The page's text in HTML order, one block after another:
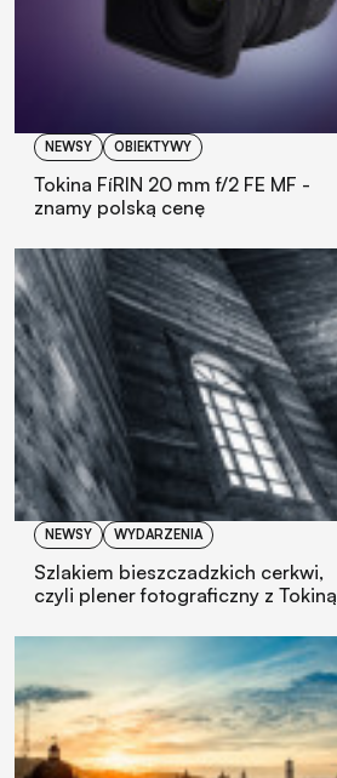
NEWSY OBIEKTYWY
Tokina FíRIN 20 mm f/2 FE MF -
znamy polską cenę
NEWSY WYDARZENIA
Szlakiem bieszczadzkich cerkwi,
czyli plener fotograficzny z Tokiną